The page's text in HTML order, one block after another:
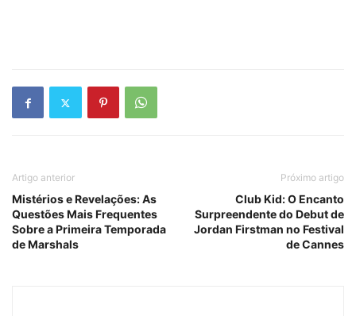
Artigo anterior
Mistérios e Revelações: As
Questões Mais Frequentes
Sobre a Primeira Temporada
de Marshals
Próximo artigo
Club Kid: O Encanto
Surpreendente do Debut de
Jordan Firstman no Festival
de Cannes